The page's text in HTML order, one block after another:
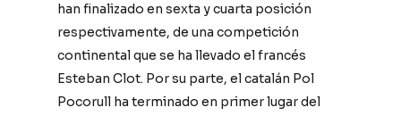
han finalizado en sexta y cuarta posición
respectivamente, de una competición
continental que se ha llevado el francés
Esteban Clot. Por su parte, el catalán Pol
Pocorull ha terminado en primer lugar del